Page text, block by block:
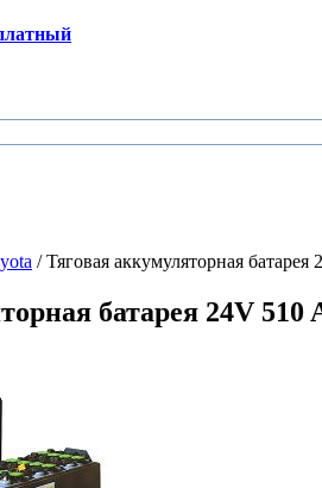
/Тяговая аккумуляторная
батарея 24V